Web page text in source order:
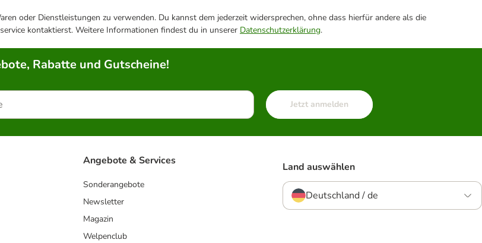
oder Dienstleistungen zu verwenden. Du kannst dem jederzeit widersprechen, ohne dass hierfür andere als die
kontaktierst. Weitere Informationen findest du in unserer Datenschutzerklärung.
Rabatte und Gutscheine!
Jetzt anmelden
Angebote & Services
Sonderangebote
Newsletter
Magazin
Welpenclub
Land auswählen
Deutschland / de